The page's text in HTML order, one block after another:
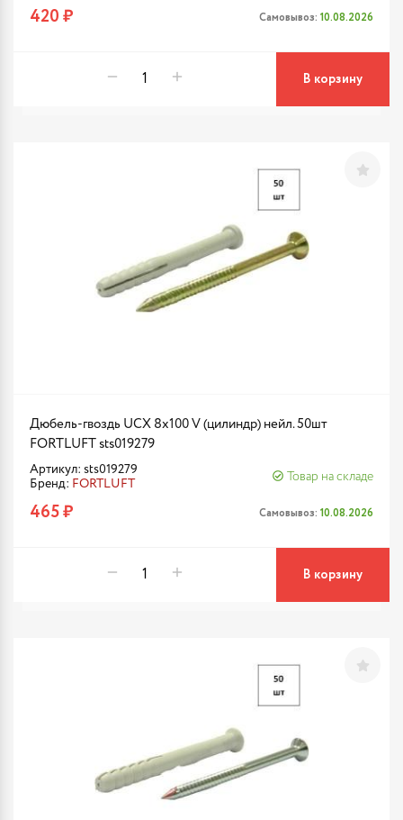
420 ₽ Самовывоз: 10.08.2026
В корзину
Дюбель-гвоздь UCX 8х100 V (цилиндр) нейл. 50шт
FORTLUFT sts019279
Артикул: sts019279
Бренд: FORTLUFT
Товар на складе
465 ₽ Самовывоз: 10.08.2026
В корзину